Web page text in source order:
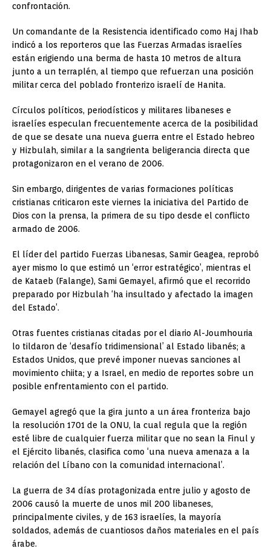
confrontación.
Un comandante de la Resistencia identificado como Haj Ihab
indicó a los reporteros que las Fuerzas Armadas israelíes
están erigiendo una berma de hasta 10 metros de altura
junto a un terraplén, al tiempo que refuerzan una posición
militar cerca del poblado fronterizo israelí de Hanita.
Círculos políticos, periodísticos y militares libaneses e
israelíes especulan frecuentemente acerca de la posibilidad
de que se desate una nueva guerra entre el Estado hebreo
y Hizbulah, similar a la sangrienta beligerancia directa que
protagonizaron en el verano de 2006.
Sin embargo, dirigentes de varias formaciones políticas
cristianas criticaron este viernes la iniciativa del Partido de
Dios con la prensa, la primera de su tipo desde el conflicto
armado de 2006.
El líder del partido Fuerzas Libanesas, Samir Geagea, reprobó
ayer mismo lo que estimó un ‘error estratégico’, mientras el
de Kataeb (Falange), Sami Gemayel, afirmó que el recorrido
preparado por Hizbulah ‘ha insultado y afectado la imagen
del Estado’.
Otras fuentes cristianas citadas por el diario Al-Joumhouria
lo tildaron de ‘desafío tridimensional’ al Estado libanés; a
Estados Unidos, que prevé imponer nuevas sanciones al
movimiento chiita; y a Israel, en medio de reportes sobre un
posible enfrentamiento con el partido.
Gemayel agregó que la gira junto a un área fronteriza bajo
la resolución 1701 de la ONU, la cual regula que la región
esté libre de cualquier fuerza militar que no sean la Finul y
el Ejército libanés, clasifica como ‘una nueva amenaza a la
relación del Líbano con la comunidad internacional’.
La guerra de 34 días protagonizada entre julio y agosto de
2006 causó la muerte de unos mil 200 libaneses,
principalmente civiles, y de 163 israelíes, la mayoría
soldados, además de cuantiosos daños materiales en el país
árabe.